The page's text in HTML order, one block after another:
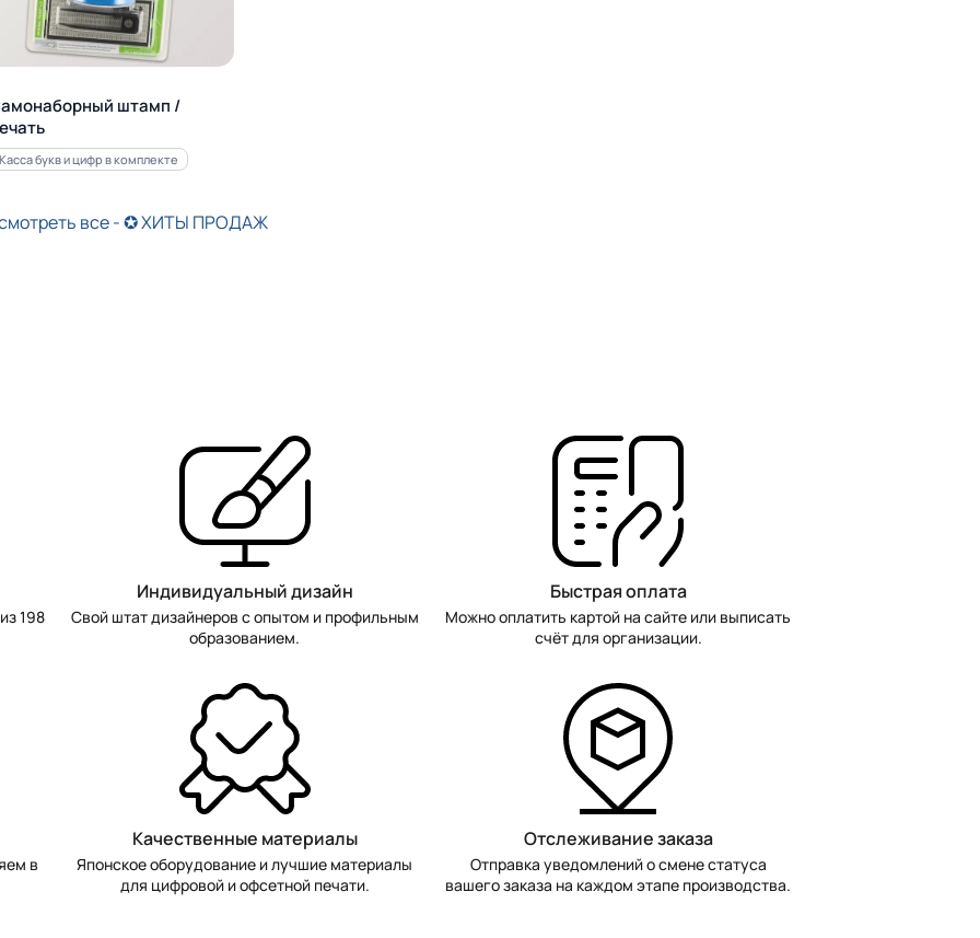
штамп /
Касса букв и цифр в комплекте
все - ✪ ХИТЫ ПРОДАЖ
198
Индивидуальный дизайн
Свой штат дизайнеров с опытом и профильным
образованием.
Быстрая оплата
Можно оплатить картой на сайте или выписать
счёт для организации.
в
Качественные материалы
Японское оборудование и лучшие материалы
для цифровой и офсетной печати.
Отслеживание заказа
Отправка уведомлений о смене статуса
вашего заказа на каждом этапе производства.